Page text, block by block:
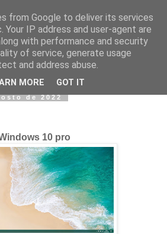
de 2022
10 pro
from Google to deliver its services
Your IP address and user-agent are
with performance and security
of service, generate usage
and address abuse.
MORE GOT IT